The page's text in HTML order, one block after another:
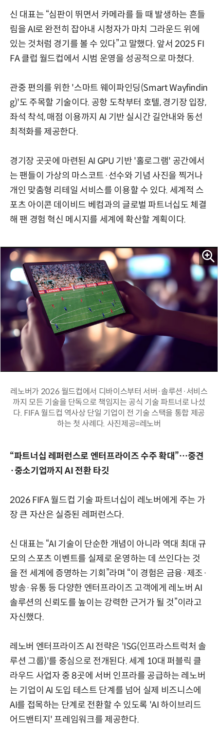
신 대표는 “심판이 뛰면서 카메라를 들 때 발생하는 흔들
림을 AI로 완전히 잡아내 시청자가 마치 그라운드 위에
있는 것처럼 경기를 볼 수 있다”고 말했다. 앞서 2025 FI
FA 클럽 월드컵에서 시범 운영을 성공적으로 마쳤다.
관중 편의를 위한 '스마트 웨이파인딩(Smart Wayfindin
g)'도 주목할 기술이다. 공항 도착부터 호텔, 경기장 입장,
좌석 착석, 매점 이용까지 AI 기반 실시간 길안내와 동선
최적화를 제공한다.
경기장 곳곳에 마련된 AI GPU 기반 '홀로그램' 공간에서
는 팬들이 가상의 마스코트·선수와 기념 사진을 찍거나
개인 맞춤형 리테일 서비스를 이용할 수 있다. 세계적 스
포츠 아이콘 데이비드 베컴과의 글로벌 파트너십도 체결
해 팬 경험 혁신 메시지를 세계에 확산할 계획이다.
레노버가 2026 월드컵에서 디바이스부터 서버·솔루션·서비스
까지 모든 기술을 단독으로 책임지는 공식 기술 파트너로 나섰
다. FIFA 월드컵 역사상 단일 기업이 전 기술 스택을 통합 제공
하는 첫 사례다. 사진제공=레노버
“파트너십 레퍼런스로 엔터프라이즈 수주 확대”…중견
·중소기업까지 AI 전환 타깃
2026 FIFA 월드컵 기술 파트너십이 레노버에게 주는 가
장 큰 자산은 실증된 레퍼런스다.
신 대표는 “AI 기술이 단순한 개념이 아니라 역대 최대 규
모의 스포츠 이벤트를 실제로 운영하는 데 쓰인다는 것
을 전 세계에 증명하는 기회”라며 “이 경험은 금융·제조·
방송·유통 등 다양한 엔터프라이즈 고객에게 레노버 AI
솔루션의 신뢰도를 높이는 강력한 근거가 될 것”이라고
자신했다.
레노버 엔터프라이즈 AI 전략은 'ISG(인프라스트럭처 솔
루션 그룹)'를 중심으로 전개된다. 세계 10대 퍼블릭 클
라우드 사업자 중 8곳에 서버 인프라를 공급하는 레노버
는 기업이 AI 도입 테스트 단계를 넘어 실제 비즈니스에
AI를 접목하는 단계로 전환할 수 있도록 'AI 하이브리드
어드밴티지' 프레임워크를 제공한다.